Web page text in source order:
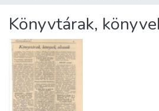
About us
Könyvtárak,